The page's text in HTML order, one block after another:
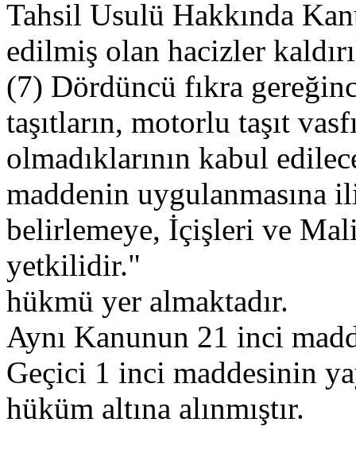
Tahsil Usulü Hakkında
edilmiş olan hacizler
(7) Dördüncü fıkra
taşıtların, motorlu taşıt
olmadıklarının kabul
maddenin uygulanmasına
belirlemeye, İçişleri ve
yetkilidir."
hükmü yer almaktadır.
Aynı Kanunun 21 inci
Geçici 1 inci maddesinin
hüküm altına alınmıştır.